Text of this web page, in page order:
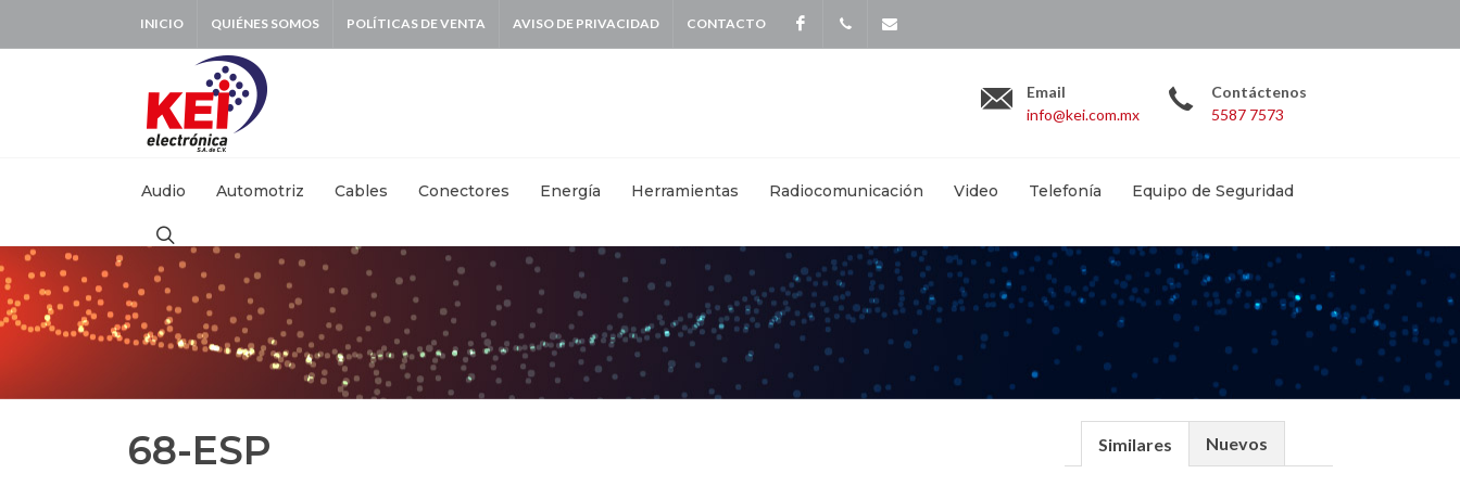
INICIO QUIÉNES SOMOS POLÍTICAS DE VENTA AVISO DE PRIVACIDAD CONTACTO Facebook
55871570
Email
info@kei.com.mx
Contáctenos
5587 7573
Audio Automotriz Cables Conectores Energía Herramientas Radiocomunicación Video Telefonía Equipo de Seguridad
68-ESP Similares Nuevos